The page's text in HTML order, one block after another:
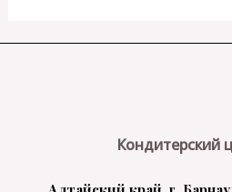
Кондитерский